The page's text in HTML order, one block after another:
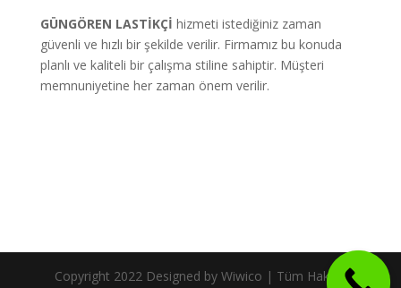
GÜNGÖREN LASTİKÇİ hizmeti istediğiniz zaman
güvenli ve hızlı bir şekilde verilir. Firmamız bu konuda
planlı ve kaliteli bir çalışma stiline sahiptir. Müşteri
memnuniyetine her zaman önem verilir.
Copyright 2022 Designed by Wiwico | Tüm Hakları